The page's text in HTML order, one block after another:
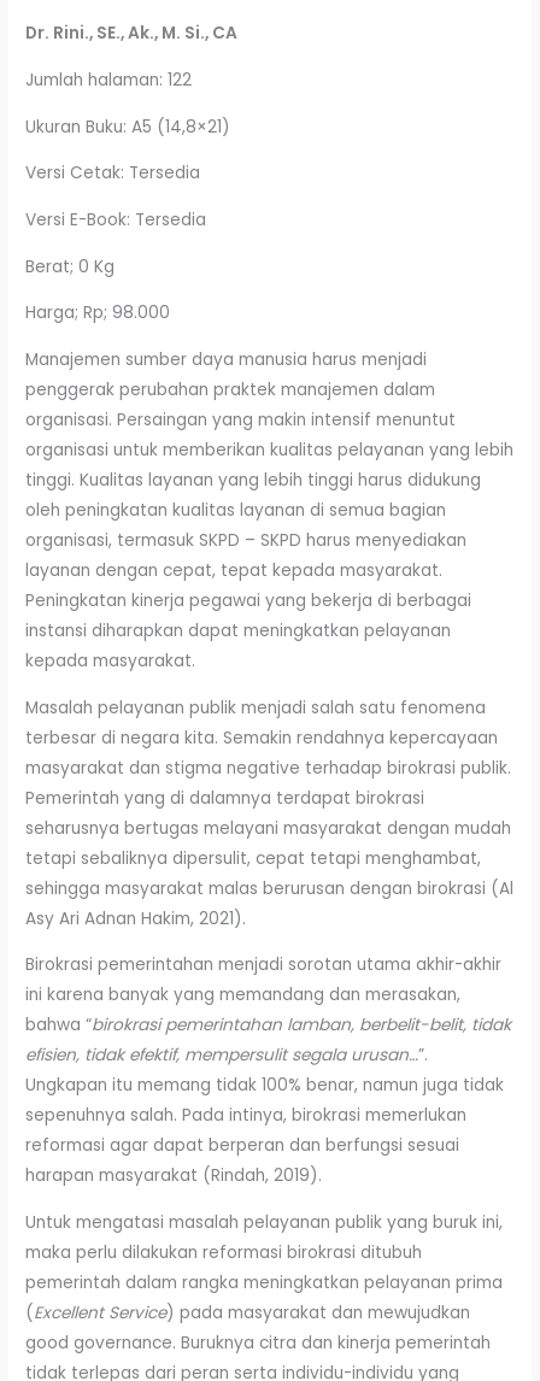
Dr. Rini., SE., Ak., M. Si., CA
Jumlah halaman: 122
Ukuran Buku: A5 (14,8×21)
Versi Cetak: Tersedia
Versi E-Book: Tersedia
Berat; 0 Kg
Harga; Rp; 98.000
Manajemen sumber daya manusia harus menjadi
penggerak perubahan praktek manajemen dalam
organisasi. Persaingan yang makin intensif menuntut
organisasi untuk memberikan kualitas pelayanan yang lebih
tinggi. Kualitas layanan yang lebih tinggi harus didukung
oleh peningkatan kualitas layanan di semua bagian
organisasi, termasuk SKPD – SKPD harus menyediakan
layanan dengan cepat, tepat kepada masyarakat.
Peningkatan kinerja pegawai yang bekerja di berbagai
instansi diharapkan dapat meningkatkan pelayanan
kepada masyarakat.
Masalah pelayanan publik menjadi salah satu fenomena
terbesar di negara kita. Semakin rendahnya kepercayaan
masyarakat dan stigma negative terhadap birokrasi publik.
Pemerintah yang di dalamnya terdapat birokrasi
seharusnya bertugas melayani masyarakat dengan mudah
tetapi sebaliknya dipersulit, cepat tetapi menghambat,
sehingga masyarakat malas berurusan dengan birokrasi (Al
Asy Ari Adnan Hakim, 2021).
Birokrasi pemerintahan menjadi sorotan utama akhir-akhir
ini karena banyak yang memandang dan merasakan,
bahwa “birokrasi pemerintahan lamban, berbelit-belit, tidak
efisien, tidak efektif, mempersulit segala urusan…”.
Ungkapan itu memang tidak 100% benar, namun juga tidak
sepenuhnya salah. Pada intinya, birokrasi memerlukan
reformasi agar dapat berperan dan berfungsi sesuai
harapan masyarakat (Rindah, 2019).
Untuk mengatasi masalah pelayanan publik yang buruk ini,
maka perlu dilakukan reformasi birokrasi ditubuh
pemerintah dalam rangka meningkatkan pelayanan prima
(Excellent Service) pada masyarakat dan mewujudkan
good governance. Buruknya citra dan kinerja pemerintah
tidak terlepas dari peran serta individu-individu yang